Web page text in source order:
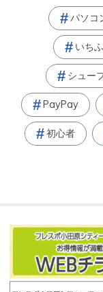
パソコ
いち
シュー
PayPay
初心者